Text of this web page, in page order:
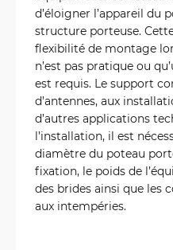
d’éloigner l’appareil du
structure porteuse.
flexibilité de montage
n’est pas pratique ou
est requis. Le support
d’antennes, aux
d’autres applications
l’installation, il est
diamètre du poteau
fixation, le poids de
des brides ainsi que les
aux intempéries.